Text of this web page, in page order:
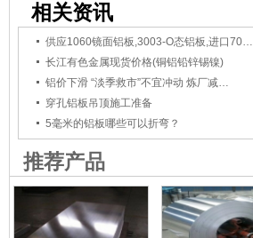
相关资讯
供应1060镜面铝板,3003-O态铝板,进口70…
长江有色金属现货价格(铜铝铅锌锡镍)
铝价下滑 “淡季救市”不宜冲动 炼厂减…
穿孔铝板吊顶施工准备
5毫米的铝板哪些可以折弯？
推荐产品